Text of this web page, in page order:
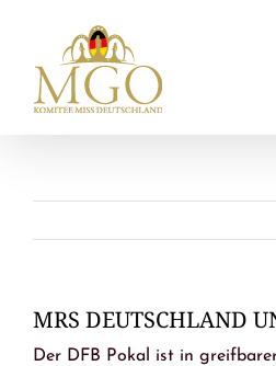
springen
MRS DEUTSCHLAND
Der DFB Pokal ist in